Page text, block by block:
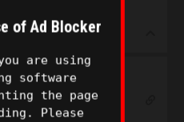
toJash 5 years ago
of Ad Blocker
are using
software
the page
Please